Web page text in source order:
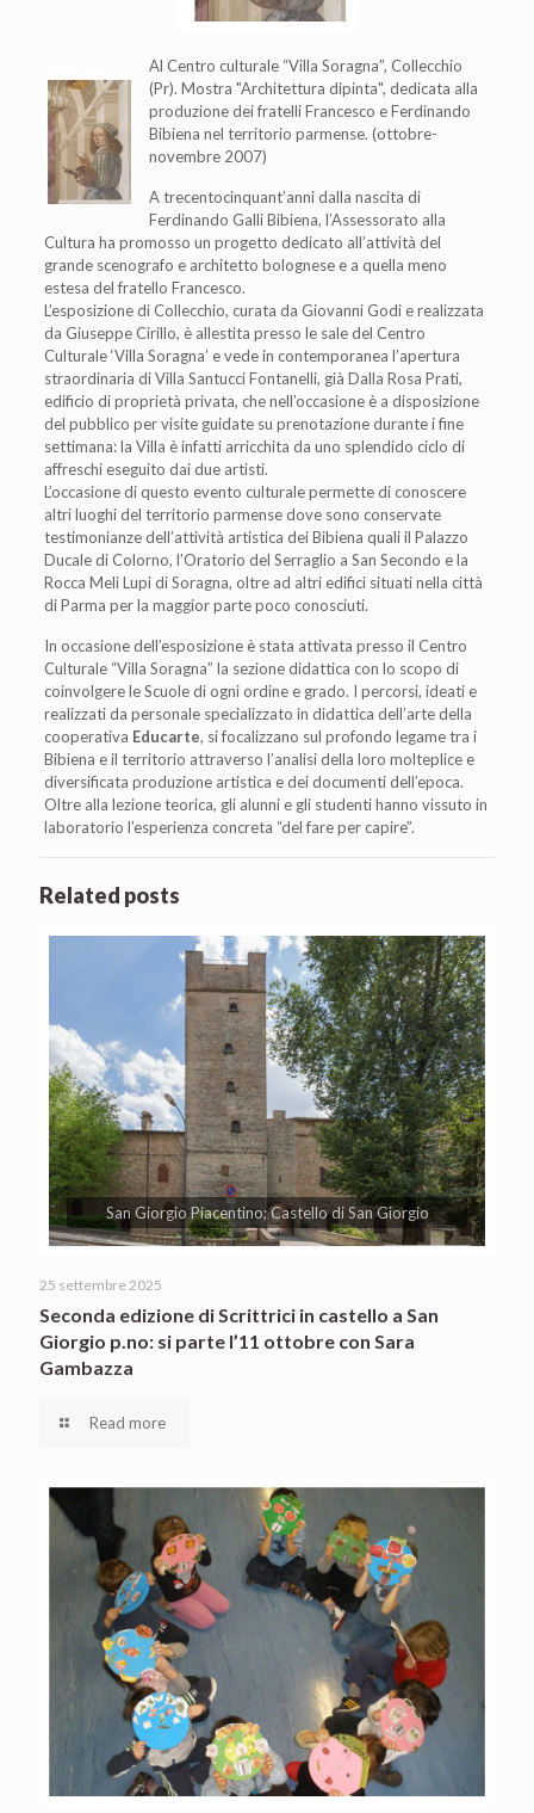
Al Centro culturale “Villa Soragna”, Collecchio
(Pr). Mostra "Architettura dipinta", dedicata alla
produzione dei fratelli Francesco e Ferdinando
Bibiena nel territorio parmense. (ottobre-
novembre 2007)
A trecentocinquant’anni dalla nascita di
Ferdinando Galli Bibiena, l’Assessorato alla
Cultura ha promosso un progetto dedicato all’attività del
grande scenografo e architetto bolognese e a quella meno
estesa del fratello Francesco.
L’esposizione di Collecchio, curata da Giovanni Godi e realizzata
da Giuseppe Cirillo, è allestita presso le sale del Centro
Culturale ‘Villa Soragna’ e vede in contemporanea l’apertura
straordinaria di Villa Santucci Fontanelli, già Dalla Rosa Prati,
edificio di proprietà privata, che nell’occasione è a disposizione
del pubblico per visite guidate su prenotazione durante i fine
settimana: la Villa è infatti arricchita da uno splendido ciclo di
affreschi eseguito dai due artisti.
L’occasione di questo evento culturale permette di conoscere
altri luoghi del territorio parmense dove sono conservate
testimonianze dell’attività artistica dei Bibiena quali il Palazzo
Ducale di Colorno, l’Oratorio del Serraglio a San Secondo e la
Rocca Meli Lupi di Soragna, oltre ad altri edifici situati nella città
di Parma per la maggior parte poco conosciuti.
In occasione dell’esposizione è stata attivata presso il Centro
Culturale “Villa Soragna” la sezione didattica con lo scopo di
coinvolgere le Scuole di ogni ordine e grado. I percorsi, ideati e
realizzati da personale specializzato in didattica dell’arte della
cooperativa Educarte, si focalizzano sul profondo legame tra i
Bibiena e il territorio attraverso l’analisi della loro molteplice e
diversificata produzione artistica e dei documenti dell’epoca.
Oltre alla lezione teorica, gli alunni e gli studenti hanno vissuto in
laboratorio l’esperienza concreta “del fare per capire”.
Related posts
San Giorgio Piacentino; Castello di San Giorgio
25 settembre 2025
Seconda edizione di Scrittrici in castello a San
Giorgio p.no: si parte l’11 ottobre con Sara
Gambazza
Read more